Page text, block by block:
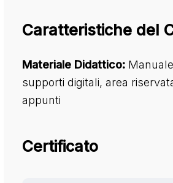
Caratteristiche del
Materiale Didattico:
supporti digitali, area
appunti
Certificato